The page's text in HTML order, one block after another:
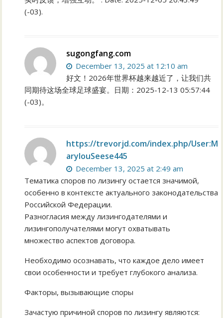
(-03).
sugongfang.com
December 13, 2025 at 12:10 am
好文！2026年世界杯越来越近了，让我们共
同期待这场全球足球盛宴。日期：2025-12-13 05:57:44
(-03)。
https://trevorjd.com/index.php/User:M
arylouSeese445
December 13, 2025 at 2:49 am
Тематика споров по лизингу остается значимой,
особенно в контексте актуального законодательства
Российской Федерации.
Разногласия между лизингодателями и
лизингополучателями могут охватывать
множество аспектов договора.
Необходимо осознавать, что каждое дело имеет
свои особенности и требует глубокого анализа.
Факторы, вызывающие споры
Зачастую причиной споров по лизингу являются: